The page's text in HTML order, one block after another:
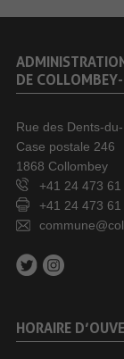
DE
Rue des Dents-
Case postale 246
1868 Collombey
+41 24 473 61
+41 24 473 61
HORAIRE